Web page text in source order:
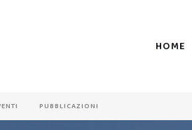
HOME
PUBBLICAZIONI